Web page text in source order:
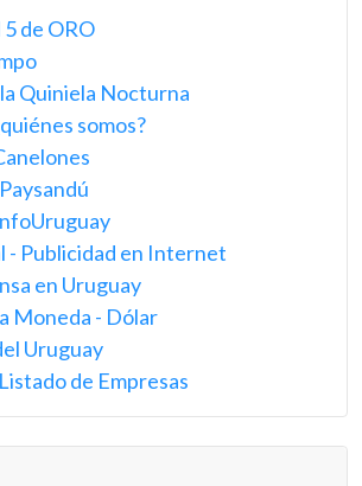
de ORO
Quiniela Nocturna
somos?
- Publicidad en Internet
en Uruguay
Moneda - Dólar
Uruguay
de Empresas